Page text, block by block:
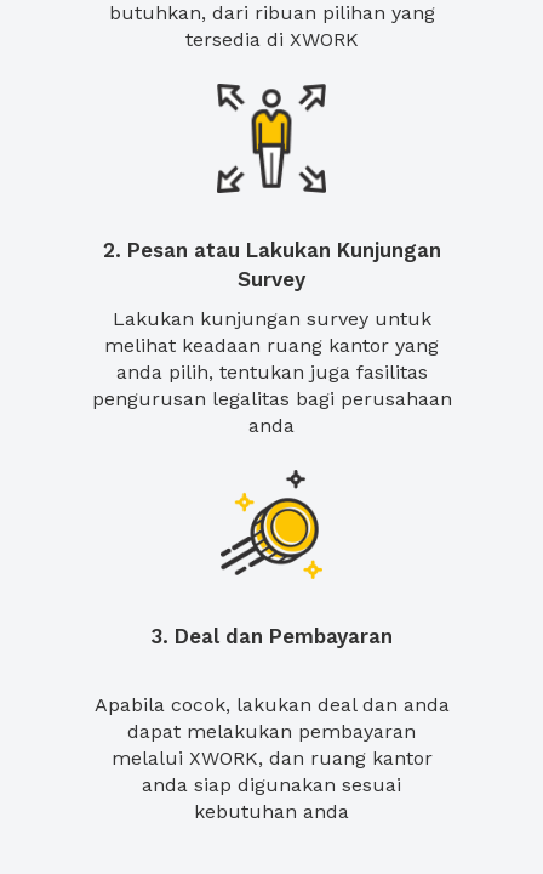
butuhkan, dari ribuan pilihan yang
tersedia di XWORK
2. Pesan atau Lakukan Kunjungan
Survey
Lakukan kunjungan survey untuk
melihat keadaan ruang kantor yang
anda pilih, tentukan juga fasilitas
pengurusan legalitas bagi perusahaan
anda
3. Deal dan Pembayaran
Apabila cocok, lakukan deal dan anda
dapat melakukan pembayaran
melalui XWORK, dan ruang kantor
anda siap digunakan sesuai
kebutuhan anda